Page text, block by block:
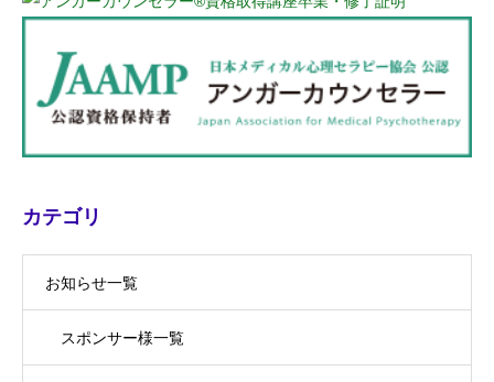
カテゴリ
お知らせ一覧
スポンサー様一覧